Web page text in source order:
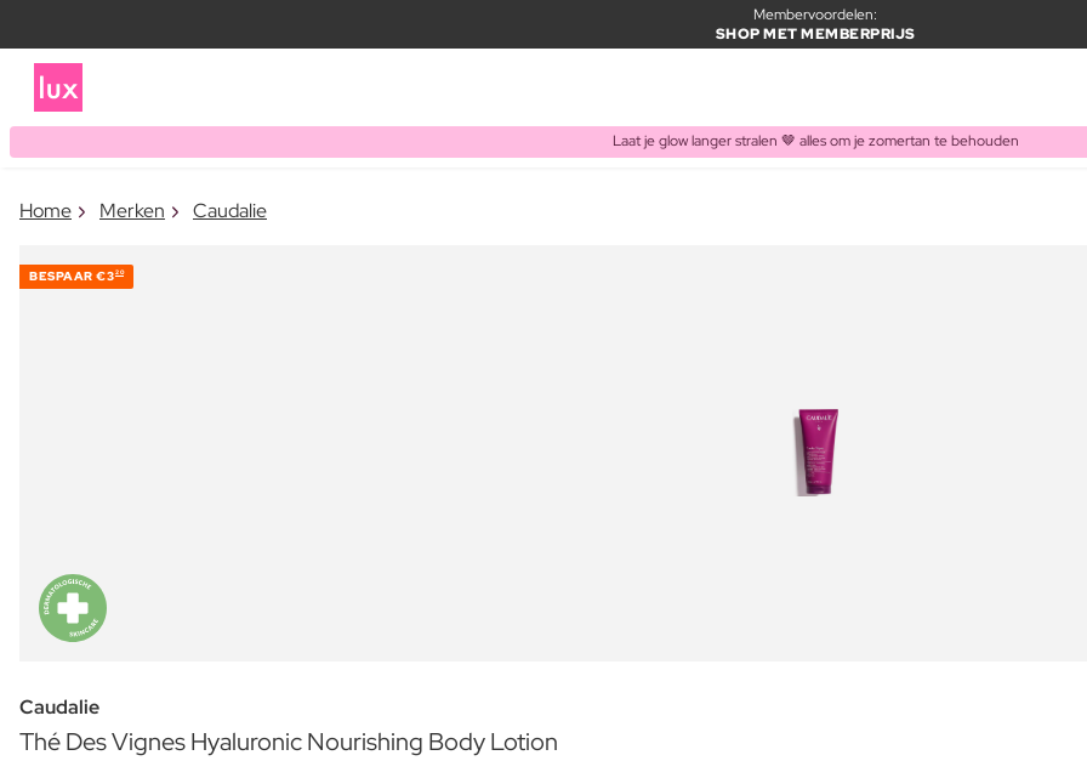
Membervoordelen:
SHOP MET MEMBERPRIJS
Laat je glow langer stralen 🤎 alles om je zomertan te behouden
Home Merken Caudalie
BESPAAR €320
Caudalie
Thé Des Vignes Hyaluronic Nourishing Body Lotion